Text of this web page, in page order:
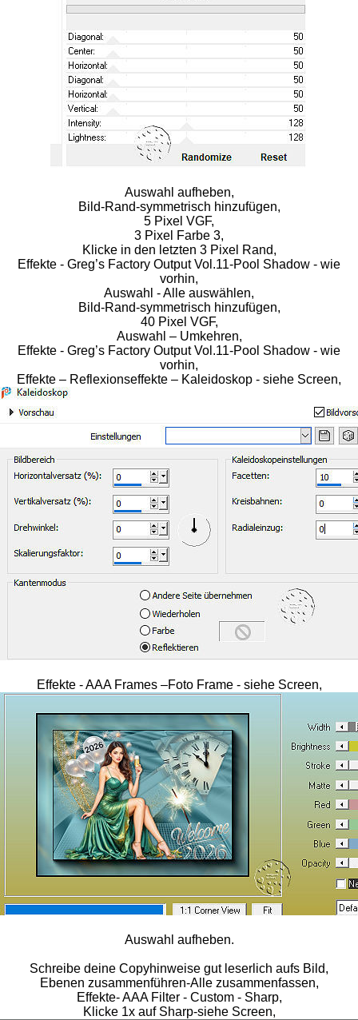
Auswahl aufheben,
Bild-Rand-symmetrisch hinzufügen,
5 Pixel VGF,
3 Pixel Farbe 3,
Klicke in den letzten 3 Pixel Rand,
Effekte - Greg’s Factory Output Vol.11-Pool Shadow - wie
vorhin,
Auswahl - Alle auswählen,
Bild-Rand-symmetrisch hinzufügen,
40 Pixel VGF,
Auswahl – Umkehren,
Effekte - Greg’s Factory Output Vol.11-Pool Shadow - wie
vorhin,
Effekte – Reflexionseffekte – Kaleidoskop - siehe Screen,
Effekte - AAA Frames –Foto Frame - siehe Screen,
Auswahl aufheben.
Schreibe deine Copyhinweise gut leserlich aufs Bild,
Ebenen zusammenführen-Alle zusammenfassen,
Effekte- AAA Filter - Custom - Sharp,
Klicke 1x auf Sharp-siehe Screen,